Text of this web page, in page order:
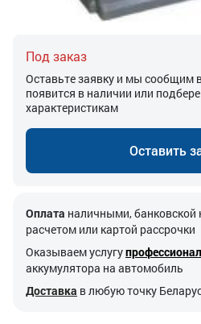
Под заказ
Оставьте заявку и мы сообщим
появится в наличии или
характеристикам
Оставить
Оплата наличными, банковской
расчетом или картой рассрочки
Оказываем услугу
аккумулятора на автомобиль
Доставка в любую точку